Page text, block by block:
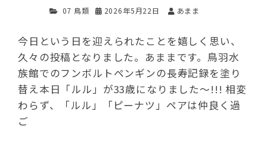
07 鳥類 2026年5月22日 あまま
今日という日を迎えられたことを嬉しく思い、
久々の投稿となりました。あままです。鳥羽水
族館でのフンボルトペンギンの長寿記録を塗り
替え本日「ルル」が33歳になりました〜!!! 相変
わらず、「ルル」「ピーナツ」ペアは仲良く過
ご